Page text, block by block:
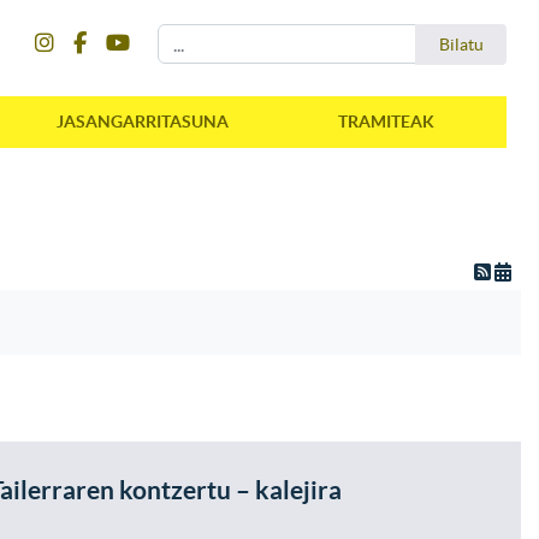
Bilatu
JASANGARRITASUNA TRAMITEAK
kontzertu – kalejira